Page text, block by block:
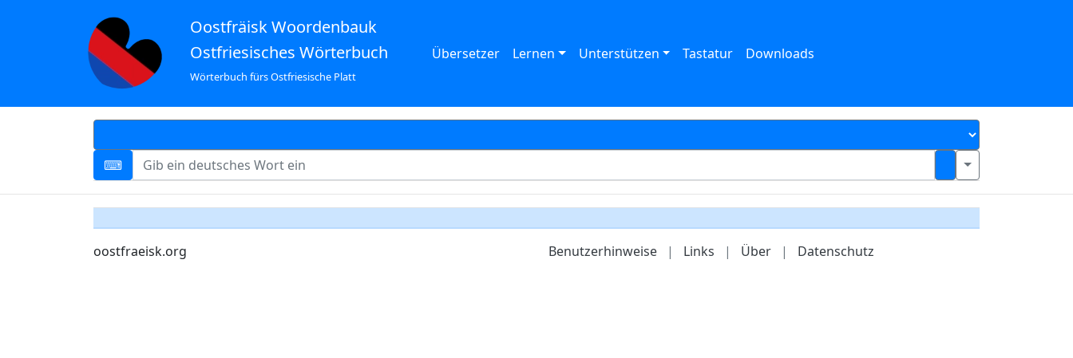
Oostfräisk Woordenbauk
Ostfriesisches Wörterbuch
Wörterbuch fürs Ostfriesische Platt
Übersetzer Lernen Unterstützen Tastatur Downloads
oostfraeisk.org Benutzerhinweise | Links | Über | Datenschutz